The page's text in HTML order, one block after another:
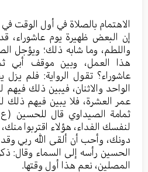
الاهتمام بالصلاة في أول الوقت
إن البعض ظهيرة يوم عاشوراء،
واللطم، وما شابه ذلك؛ ويؤجل
هذا العمل، وبين موقف أبي
عاشوراء؟ تقول الرواية: فلم
الواحد والاثنان، فيبين ذلك
عمر العشرة، فلا يبين فيهم ذلك
ثمامة الصيداوي قال للحسين
لنفسك الفداء، هؤلاء اقتربوا
دونك، وأحب أن ألقى الله ربي
الحسين رأسه إلى السماء وقال:
المصلين، نعم هذا أول وقتها.